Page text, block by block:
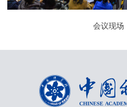
会议现场